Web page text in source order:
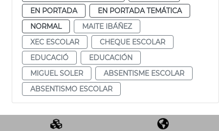
EN PORTADA
EN PORTADA TEMÁTICA
NORMAL
MAITE IBÁÑEZ
XEC ESCOLAR
CHEQUE ESCOLAR
EDUCACIÓ
EDUCACIÓN
MIGUEL SOLER
ABSENTISME ESCOLAR
ABSENTISMO ESCOLAR